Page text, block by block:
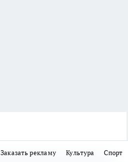
Заказать рекламу Культура Спорт